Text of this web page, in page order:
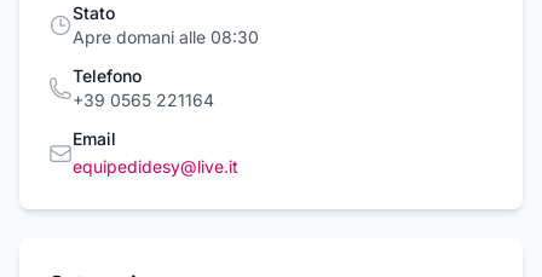
Stato
Apre domani alle 08:30
Telefono
+39 0565 221164
Email
equipedidesy@live.it